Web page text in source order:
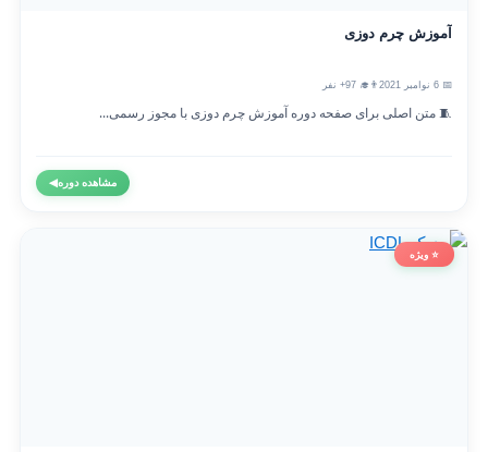
آموزش چرم دوزی
👨‍🎓 97+ نفر
🧵 متن اصلی برای صفحه دوره آموزش چرم دوزی با مجوز رسمی...
مشاهده دوره◀
⭐ ویژه